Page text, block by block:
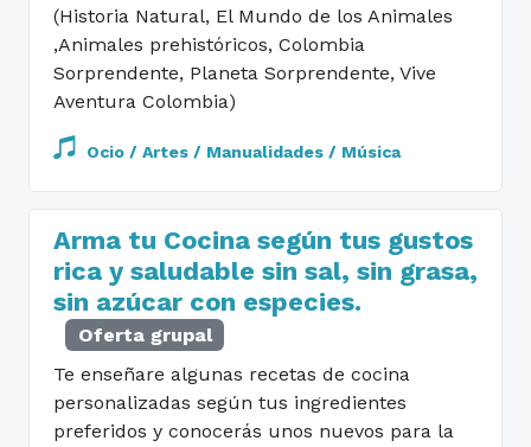
(Historia Natural, El Mundo de los Animales
,Animales prehistóricos, Colombia
Sorprendente, Planeta Sorprendente, Vive
Aventura Colombia)
Ocio / Artes / Manualidades / Música
Arma tu Cocina según tus gustos
rica y saludable sin sal, sin grasa,
sin azúcar con especies.
Oferta grupal
Te enseñare algunas recetas de cocina
personalizadas según tus ingredientes
preferidos y conocerás unos nuevos para la